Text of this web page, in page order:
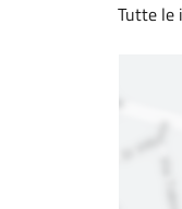
Tutte le